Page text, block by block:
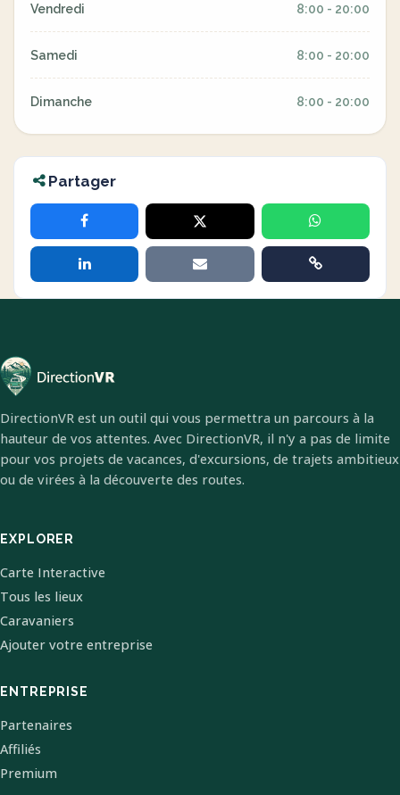
Vendredi 8:00 - 20:00
Samedi 8:00 - 20:00
Dimanche 8:00 - 20:00
Partager
DirectionVR est un outil qui vous permettra un parcours à la
hauteur de vos attentes. Avec DirectionVR, il n'y a pas de limite
pour vos projets de vacances, d'excursions, de trajets ambitieux
ou de virées à la découverte des routes.
EXPLORER
Carte Interactive
Tous les lieux
Caravaniers
Ajouter votre entreprise
ENTREPRISE
Partenaires
Affiliés
Premium